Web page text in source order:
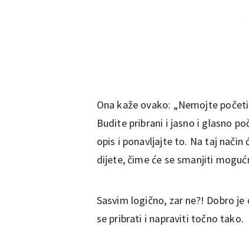
Ona kaže ovako: „Nemojte
Budite pribrani i jasno i glasno
opis i ponavljajte to. Na taj način
dijete, čime će se smanjiti
Sasvim logično, zar ne?! Dobro
se pribrati i napraviti točno tako.